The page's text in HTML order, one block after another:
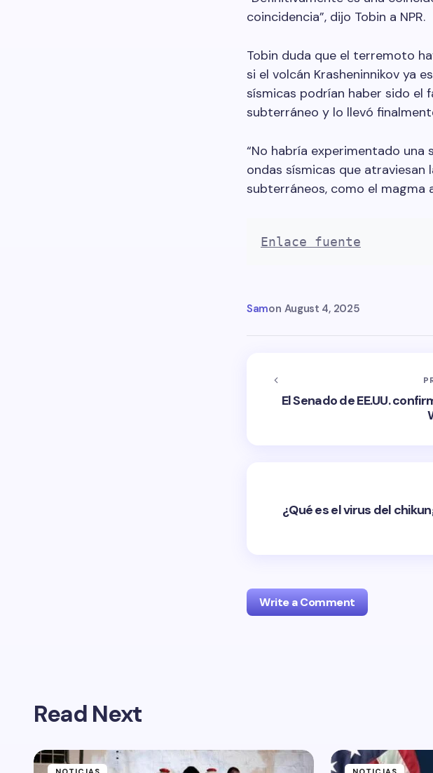
coincidencia”, dijo Tobin a NPR.
Tobin duda que el terremoto
si el volcán Krasheninnikov ya
sísmicas podrían haber sido el
subterráneo y lo llevó
“No habría experimentado una
ondas sísmicas que
subterráneos, como el magma
Enlace fuente
Samon August 4, 2025
El Senado de EE.UU.
¿Qué es el virus del
Write a Comment
Your Comment *
Read Next